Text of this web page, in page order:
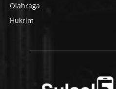
Olahraga
Hukrim